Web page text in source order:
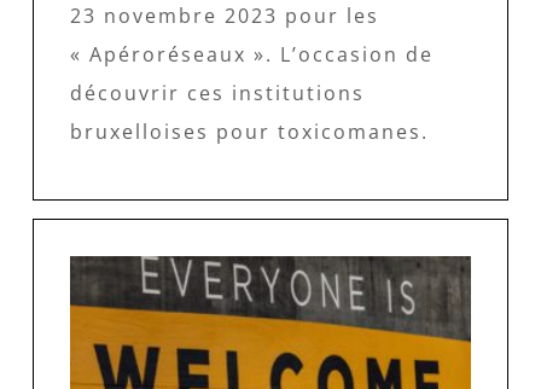
23 novembre 2023 pour les
« Apéroréseaux ». L’occasion de
découvrir ces institutions
bruxelloises pour toxicomanes.